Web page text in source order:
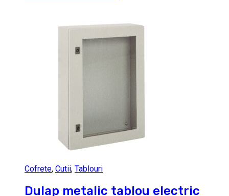
Cofrete, Cutii, Tablouri
Dulap metalic tablou electric